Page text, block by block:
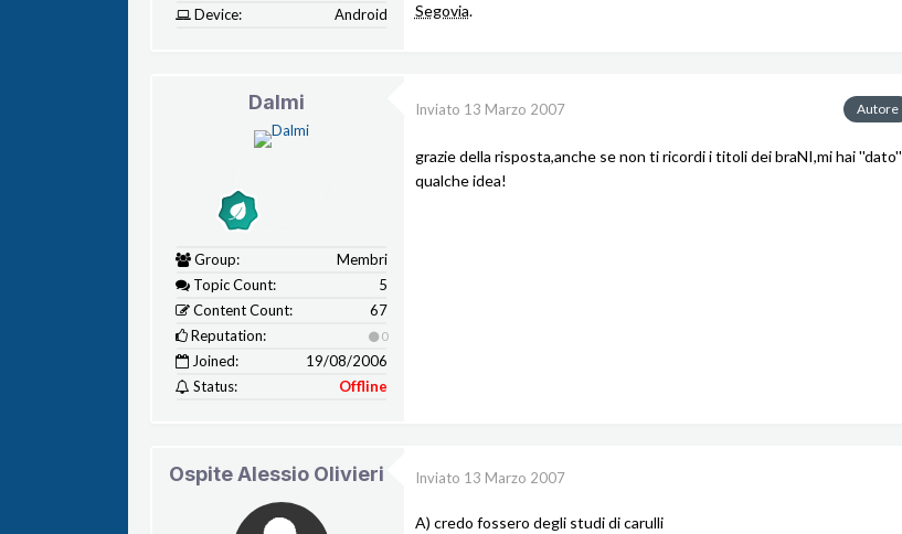
Device:
Android
Segovia.
Dalmi
Group:
Membri
Topic Count:
5
Content Count:
67
Reputation:
0
Joined:
19/08/2006
Status:
Offline
Autore
Inviato 13 Marzo 2007
grazie della risposta,anche se non ti ricordi i titoli dei braNI,mi hai ''dato''
qualche idea!
Ospite Alessio Olivieri Inviato 13 Marzo 2007
A) credo fossero degli studi di carulli